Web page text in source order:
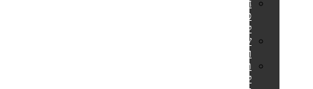
חימום
סולארי
לבריכה
שואבים
וסקימרים
תנורים
לסאונה